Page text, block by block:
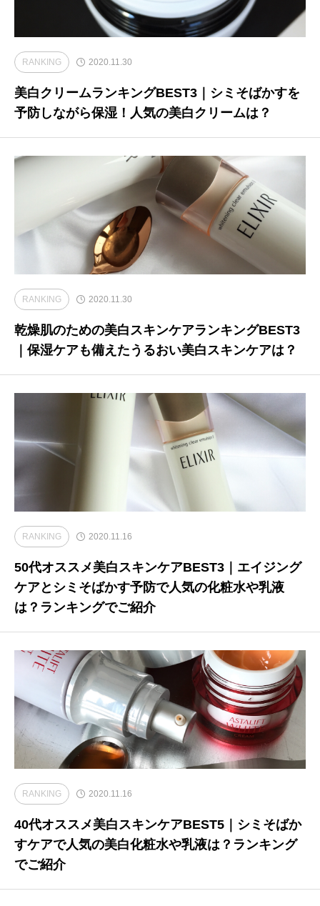
RANKING 2020.11.30
美白クリームランキングBEST3｜シミそばかすを
予防しながら保湿！人気の美白クリームは？
RANKING 2020.11.30
乾燥肌のための美白スキンケアランキングBEST3
｜保湿ケアも備えたうるおい美白スキンケアは？
RANKING 2020.11.16
50代オススメ美白スキンケアBEST3｜エイジング
ケアとシミそばかす予防で人気の化粧水や乳液
は？ランキングでご紹介
RANKING 2020.11.16
40代オススメ美白スキンケアBEST5｜シミそばか
すケアで人気の美白化粧水や乳液は？ランキング
でご紹介